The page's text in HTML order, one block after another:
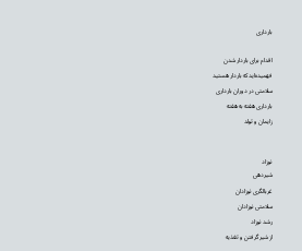
نوزاد
شیردهی
غربالگری نوزادان
سلامتی نوزادان
رشد نوزاد
از شیر گرفتن و تغذیه
بارداری
اقدام برای باردار شدن
فهمیده‌اید که باردار هستید
سلامتی در دوران بارداری
بارداری هفته به هفته
زایمان و تولد